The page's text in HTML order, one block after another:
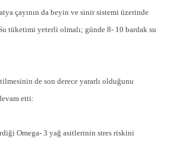
çayının da beyin ve sinir sistemi üzerinde
tüketimi yeterli olmalı; günde 8- 10 bardak su
de son derece yararlı olduğunu
etti:
Omega- 3 yağ asitlerinin stres riskini